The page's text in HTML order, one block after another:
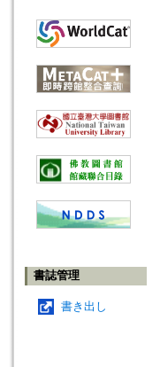
書誌管理
書き出し